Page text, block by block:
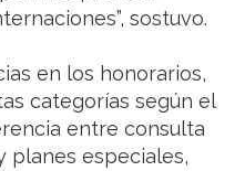
sostuvo.
en los honorarios,
categorías según el
entre consulta
planes especiales,